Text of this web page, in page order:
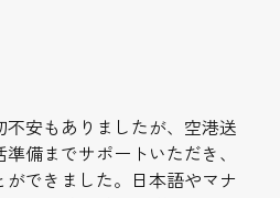
安もありましたが、空港送
備までサポートいただき、
できました。日本語やマナ